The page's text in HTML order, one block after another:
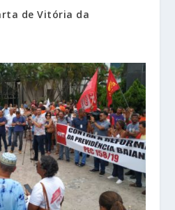
de Vitória da